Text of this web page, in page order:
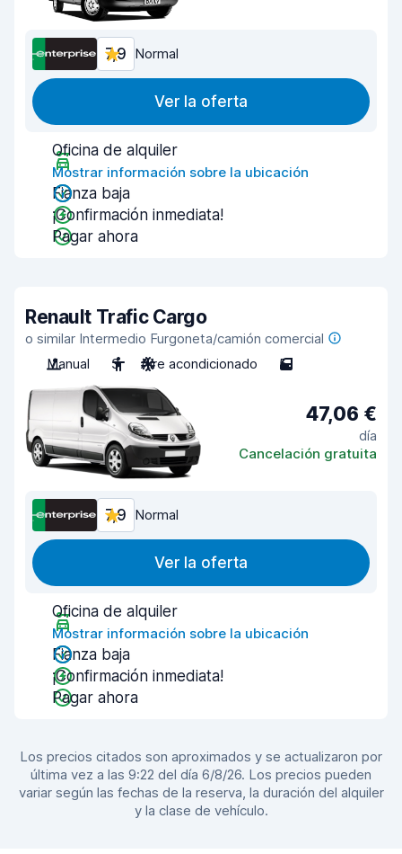
7,9 Normal
Ver la oferta
Oficina de alquiler
Mostrar información sobre la ubicación
Fianza baja
¡Confirmación inmediata!
Pagar ahora
Renault Trafic Cargo
o similar Intermedio Furgoneta/camión comercial
Manual
3 Aire acondicionado 5
47,06 €
día
Cancelación gratuita
7,9 Normal
Ver la oferta
Oficina de alquiler
Mostrar información sobre la ubicación
Fianza baja
¡Confirmación inmediata!
Pagar ahora
Los precios citados son aproximados y se actualizaron por
última vez a las 9:22 del día 6/8/26. Los precios pueden
variar según las fechas de la reserva, la duración del alquiler
y la clase de vehículo.